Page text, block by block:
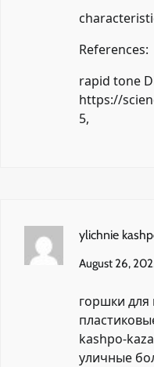
References:
rapid tone
https://
5,
ylichnie
August 26,
горшки
kashpo-
уличные